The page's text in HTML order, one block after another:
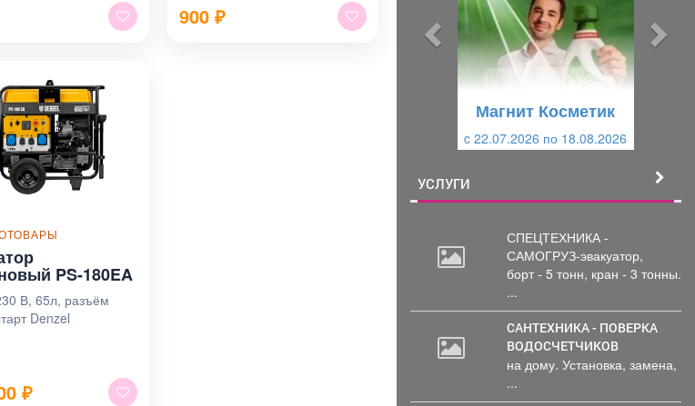
900 ₽
PS-180EA
В, 65л, разъём
Denzel
₽
Магнит Косметик
c 22.07.2026 по 18.08.2026
УСЛУГИ
СПЕЦТЕХНИКА -
САМОГРУЗ-эвакуатор,
борт - 5 тонн, кран - 3 тонны.
...
САНТЕХНИКА - ПОВЕРКА
ВОДОСЧЕТЧИКОВ
на дому. Установка, замена,
...